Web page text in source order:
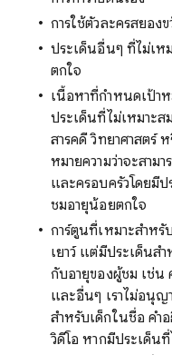
การใช้ตัวละครสยอ
ประเด็นอื่นๆ ที่ไม่เห
ตกใจ
เนื้อหาที่กำหนดเป้า
ประเด็นที่ไม่เหมาะ
สารคดี วิทยาศาสตร์
หมายความว่าจะสาม
และครอบครัวโดยมี
ชมอายุน้อยตกใจ
การ์ตูนที่เหมาะสำห
เยาว์ แต่มีประเด็นส
กับอายุของผู้ชม เช่น
และอื่นๆ เราไม่อนุญ
สำหรับเด็กในชื่อ คำ
วิดีโอ หากมีประเด็น